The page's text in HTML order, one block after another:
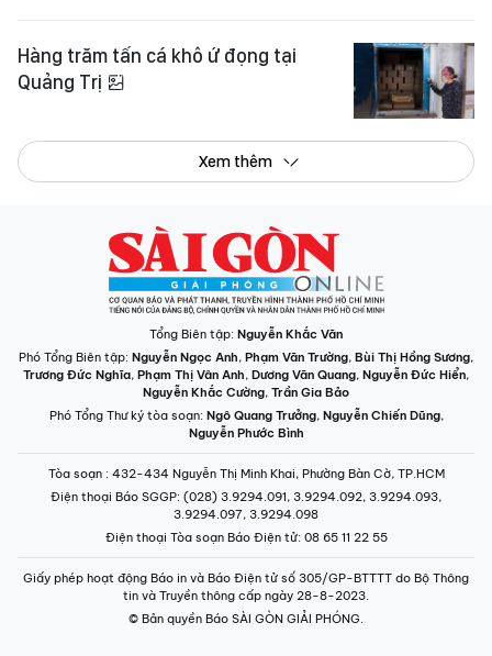
Hàng trăm tấn cá khô ứ đọng tại
Quảng Trị
Xem thêm
Tổng Biên tập: Nguyễn Khắc Văn
Phó Tổng Biên tập: Nguyễn Ngọc Anh, Phạm Văn Trường, Bùi Thị Hồng Sương,
Trương Đức Nghĩa, Phạm Thị Vân Anh, Dương Văn Quang, Nguyễn Đức Hiển,
Nguyễn Khắc Cường, Trần Gia Bảo
Phó Tổng Thư ký tòa soạn: Ngô Quang Trưởng, Nguyễn Chiến Dũng,
Nguyễn Phước Bình
Tòa soạn : 432-434 Nguyễn Thị Minh Khai, Phường Bàn Cờ, TP.HCM
Điện thoại Báo SGGP: (028) 3.9294.091, 3.9294.092, 3.9294.093,
3.9294.097, 3.9294.098
Điện thoại Tòa soạn Báo Điện tử: 08 65 11 22 55
Giấy phép hoạt động Báo in và Báo Điện tử số 305/GP-BTTTT do Bộ Thông
tin và Truyền thông cấp ngày 28-8-2023.
© Bản quyền Báo SÀI GÒN GIẢI PHÓNG.